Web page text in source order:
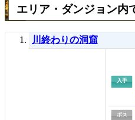
エリア・ダンジョン内
川終わりの洞窟
入手
ボス